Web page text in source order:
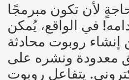
لأن تكون مبرمجًا
في الواقع، يُمكن
إنشاء روبوت محادثة
معدودة ونشره على
يتفاعل روبوت